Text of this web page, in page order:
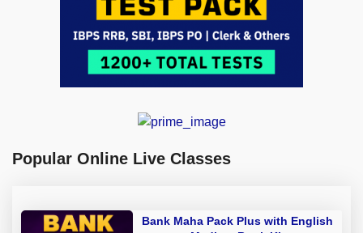
Popular Online Live Classes
Bank Maha Pack Plus with English